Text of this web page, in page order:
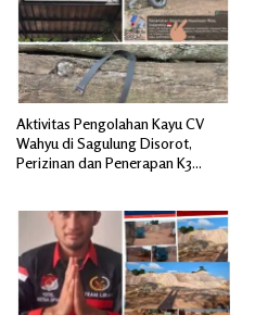
Aktivitas Pengolahan Kayu CV
Wahyu di Sagulung Disorot,
Perizinan dan Penerapan K3